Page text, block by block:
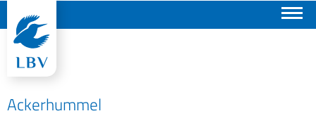
Ackerhummel